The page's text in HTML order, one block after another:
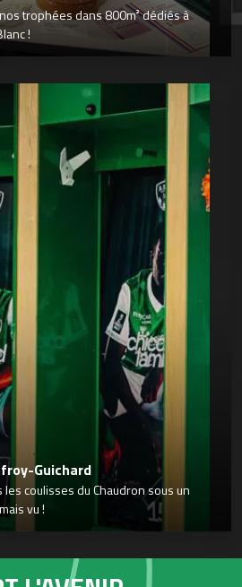
trophées dans 800m² dédiés à
!
Guichard
coulisses du Chaudron sous un
vu !